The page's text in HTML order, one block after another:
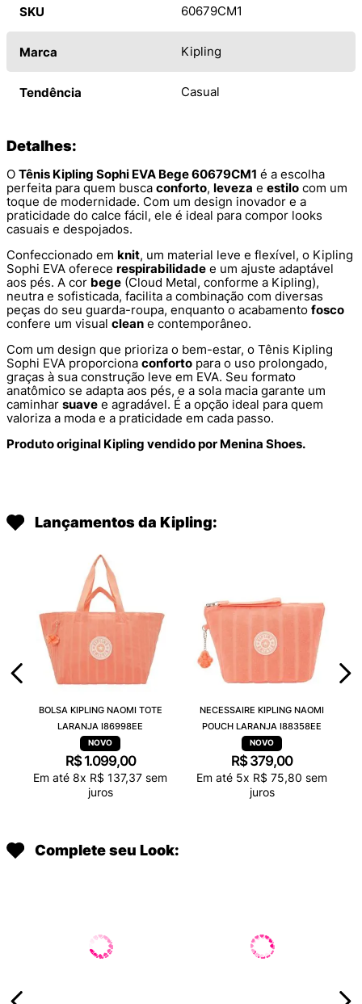
SKU 60679CM1
Marca Kipling
Tendência Casual
Detalhes:
O Tênis Kipling Sophi EVA Bege 60679CM1 é a escolha
perfeita para quem busca conforto, leveza e estilo com um
toque de modernidade. Com um design inovador e a
praticidade do calce fácil, ele é ideal para compor looks
casuais e despojados.
Confeccionado em knit, um material leve e flexível, o Kipling
Sophi EVA oferece respirabilidade e um ajuste adaptável
aos pés. A cor bege (Cloud Metal, conforme a Kipling),
neutra e sofisticada, facilita a combinação com diversas
peças do seu guarda-roupa, enquanto o acabamento fosco
confere um visual clean e contemporâneo.
Com um design que prioriza o bem-estar, o Tênis Kipling
Sophi EVA proporciona conforto para o uso prolongado,
graças à sua construção leve em EVA. Seu formato
anatômico se adapta aos pés, e a sola macia garante um
caminhar suave e agradável. É a opção ideal para quem
valoriza a moda e a praticidade em cada passo.
Produto original Kipling vendido por Menina Shoes.
Lançamentos da Kipling:
BOLSA KIPLING NAOMI TOTE
LARANJA I86998EE
R$ 1.099,00
Em até 8x R$ 137,37 sem
juros
NECESSAIRE KIPLING NAOMI
POUCH LARANJA I88358EE
R$ 379,00
Em até 5x R$ 75,80 sem
juros
Complete seu Look: